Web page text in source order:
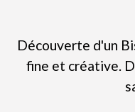
Découverte d'un
fine et créative.